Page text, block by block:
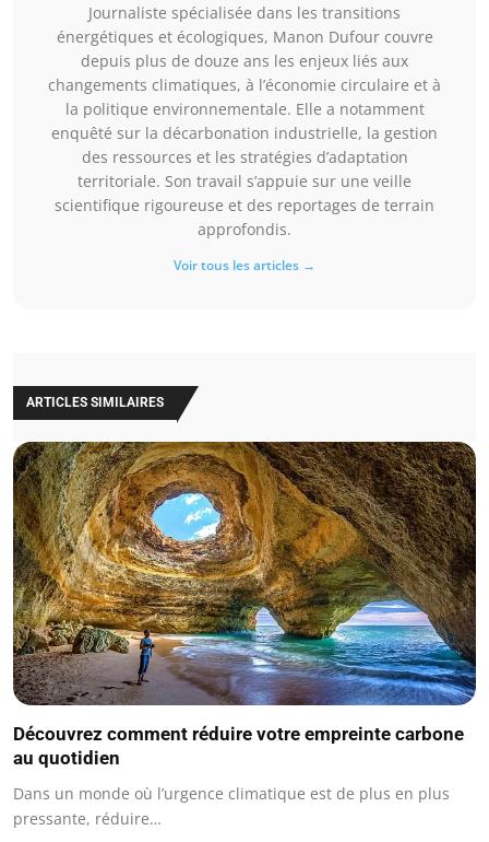
Journaliste spécialisée dans les transitions
énergétiques et écologiques, Manon Dufour couvre
depuis plus de douze ans les enjeux liés aux
changements climatiques, à l’économie circulaire et à
la politique environnementale. Elle a notamment
enquêté sur la décarbonation industrielle, la gestion
des ressources et les stratégies d’adaptation
territoriale. Son travail s’appuie sur une veille
scientifique rigoureuse et des reportages de terrain
approfondis.
Voir tous les articles →
ARTICLES SIMILAIRES
Découvrez comment réduire votre empreinte carbone
au quotidien
Dans un monde où l’urgence climatique est de plus en plus
pressante, réduire…